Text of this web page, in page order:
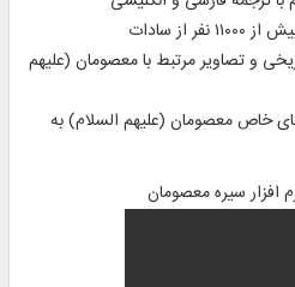
از سادات
و تصاویر مرتبط با معصومان (علیهم
های خاص معصومان (علیهم السلام) به
افزار سیره معصومان